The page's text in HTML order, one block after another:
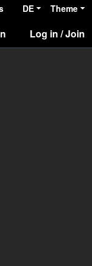
DE Theme
Log in / Join